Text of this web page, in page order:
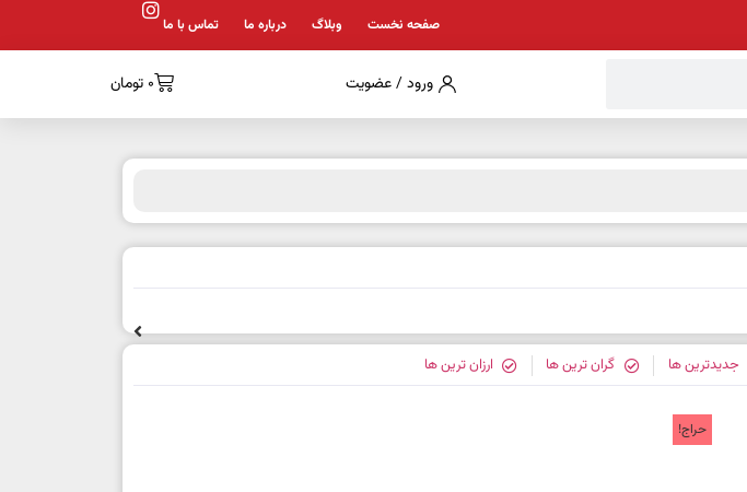
صفحه نخست وبلاگ درباره ما تماس با ما
ورود / عضویت 0 تومان
جدیدترین ها گران ترین ها ارزان ترین ها
حراج!